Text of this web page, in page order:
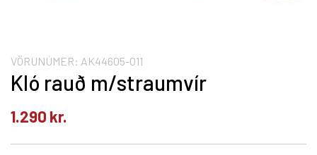
VÖRUNÚMER: AK44605-011
Kló rauð m/straumvír
1.290 kr.